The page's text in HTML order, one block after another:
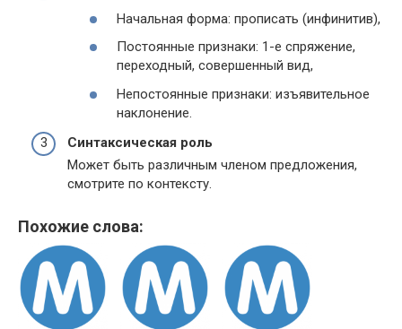
Начальная форма: прописать (инфинитив),
Постоянные признаки: 1-е спряжение,
переходный, совершенный вид,
Непостоянные признаки: изъявительное
наклонение.
Синтаксическая роль
Может быть различным членом предложения,
смотрите по контексту.
Похожие слова: